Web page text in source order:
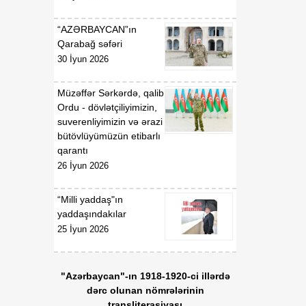
Respublikasının
İqtisadiyyat Nazirliyi
haqqında Əsasnamə"nin
təsdiqi və "Azərbaycan
Respublikası İqtisadiyyat
Nazirliyinin fəaliyyətinin
təmin edilməsi və
"Azərbaycan Respublikası
İqtisadi İnkişaf Nazirliyinin
fəaliyyətinin
təkmilləşdirilməsi ilə bağlı
Azərbaycan Respublikası
Prezidentinin 2006-cı il 28
dekabr tarixli 504 nömrəli
Fərmanında dəyişikliklər
edilməsi barədə"
Prezidentinin 2014-cü il 20
fevral tarixli 111 nömrəli
“AZƏRBAYCAN”ın
Qarabağ səfəri
30 İyun 2026
Müzəffər Sərkərdə, qalib
Ordu - dövlətçiliyimizin,
suverenliyimizin və ərazi
bütövlüyümüzün etibarlı
qarantı
26 İyun 2026
“Milli yaddaş"ın
yaddaşındakılar
25 İyun 2026
"Azərbaycan"-ın 1918-1920-ci illərdə
dərc olunan nömrələrinin